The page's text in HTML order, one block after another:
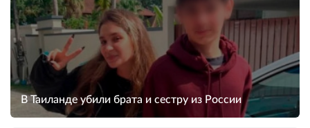
В Таиланде убили брата и сестру из России